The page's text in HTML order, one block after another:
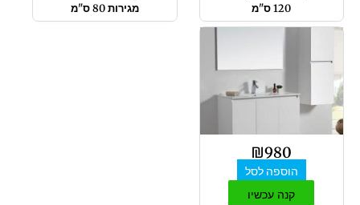
120 ס"מ
מגירות 80 ס"מ
₪980
הוספה לסל
קנה עכשיו